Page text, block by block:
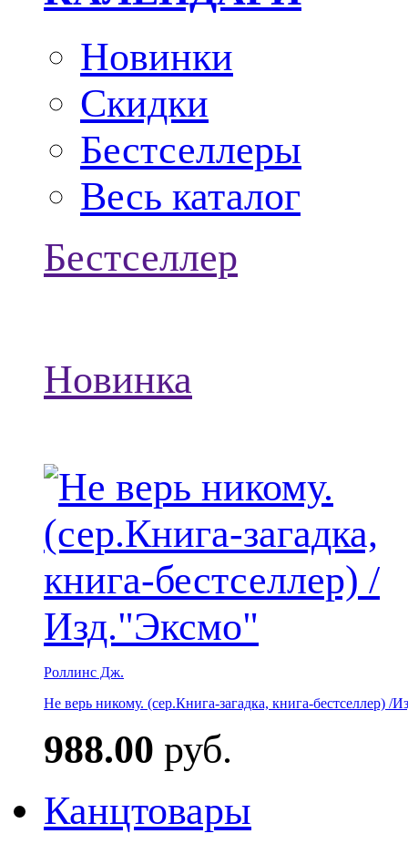
Новинки
Скидки
Бестселлеры
Весь каталог
Бестселлер
Новинка
Роллинс Дж.
Не верь никому. (сер.Книга-загадка, книга-бестселлер) /
988.00 руб.
Канцтовары